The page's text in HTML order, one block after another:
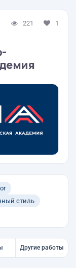
221 1
стиль
Другие работы